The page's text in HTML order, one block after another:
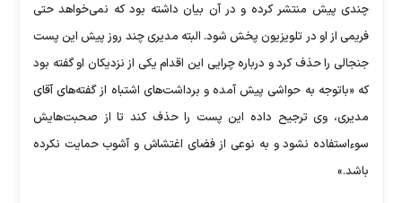
چندی پیش منتشر کرده و در آن بیان داشته بود که نمی‌خواهد حتی
فریمی از او در تلویزیون پخش شود. البته مدیری چند روز پیش این پست
جنجالی را حذف کرد و درباره چرایی این اقدام یکی از نزدیکان او گفته بود
که «باتوجه به حواشی پیش آمده و برداشت‌های اشتباه از گفته‌های آقای
مدیری، وی ترجیح داده این پست را حذف کند تا از صحبت‌هایش
سوءاستفاده نشود و به نوعی از فضای اغتشاش و آشوب حمایت نکرده
باشد.»